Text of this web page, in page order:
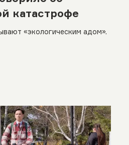
катастрофе
«экологическим адом».